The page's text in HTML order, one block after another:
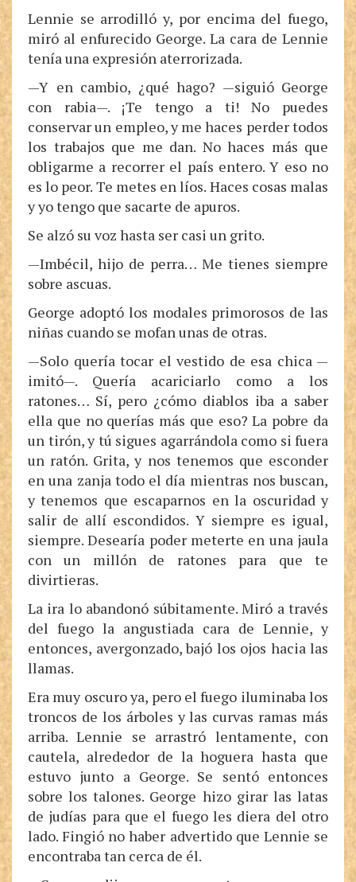
Lennie se arrodilló y, por encima del fuego,
miró al enfurecido George. La cara de Lennie
tenía una expresión aterrorizada.
—Y en cambio, ¿qué hago? —siguió George
con rabia—. ¡Te tengo a ti! No puedes
conservar un empleo, y me haces perder todos
los trabajos que me dan. No haces más que
obligarme a recorrer el país entero. Y eso no
es lo peor. Te metes en líos. Haces cosas malas
y yo tengo que sacarte de apuros.
Se alzó su voz hasta ser casi un grito.
—Imbécil, hijo de perra… Me tienes siempre
sobre ascuas.
George adoptó los modales primorosos de las
niñas cuando se mofan unas de otras.
—Solo quería tocar el vestido de esa chica —
imitó—. Quería acariciarlo como a los
ratones… Sí, pero ¿cómo diablos iba a saber
ella que no querías más que eso? La pobre da
un tirón, y tú sigues agarrándola como si fuera
un ratón. Grita, y nos tenemos que esconder
en una zanja todo el día mientras nos buscan,
y tenemos que escaparnos en la oscuridad y
salir de allí escondidos. Y siempre es igual,
siempre. Desearía poder meterte en una jaula
con un millón de ratones para que te
divirtieras.
La ira lo abandonó súbitamente. Miró a través
del fuego la angustiada cara de Lennie, y
entonces, avergonzado, bajó los ojos hacia las
llamas.
Era muy oscuro ya, pero el fuego iluminaba los
troncos de los árboles y las curvas ramas más
arriba. Lennie se arrastró lentamente, con
cautela, alrededor de la hoguera hasta que
estuvo junto a George. Se sentó entonces
sobre los talones. George hizo girar las latas
de judías para que el fuego les diera del otro
lado. Fingió no haber advertido que Lennie se
encontraba tan cerca de él.